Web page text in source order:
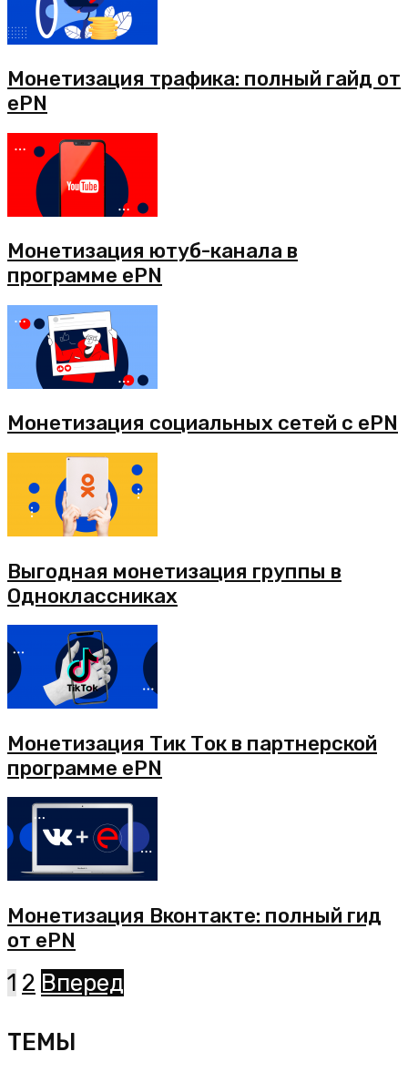
Монетизация трафика: полный гайд от
ePN
Монетизация ютуб-канала в
программе ePN
Монетизация социальных сетей с ePN
Выгодная монетизация группы в
Одноклассниках
Монетизация Тик Ток в партнерской
программе ePN
Монетизация Вконтакте: полный гид
от ePN
1 2 Вперед
ТЕМЫ